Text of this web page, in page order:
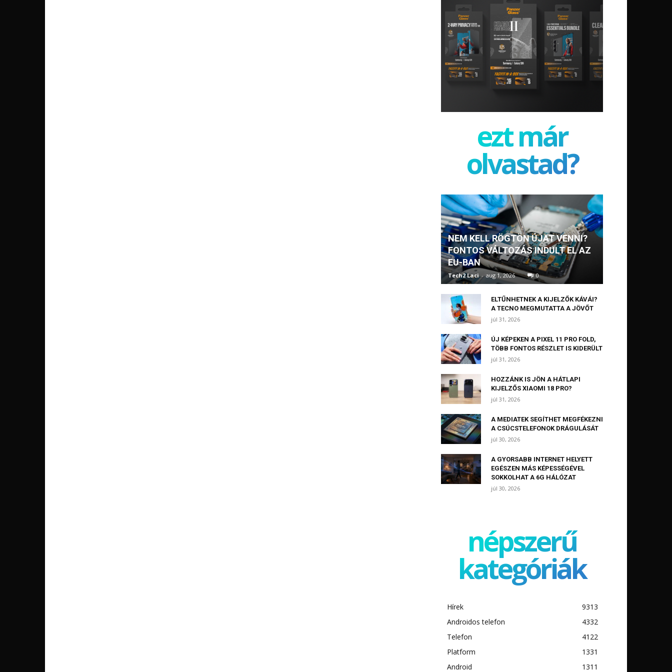
ezt már
olvastad?
NEM KELL RÖGTÖN ÚJAT VENNI?
FONTOS VÁLTOZÁS INDULT EL AZ
EU-BAN
Tech2 Laci - aug 1, 2026 0
ELTŰNHETNEK A KIJELZŐK KÁVÁI?
A TECNO MEGMUTATTA A JÖVŐT
júl 31, 2026
ÚJ KÉPEKEN A PIXEL 11 PRO FOLD,
TÖBB FONTOS RÉSZLET IS KIDERÜLT
júl 31, 2026
HOZZÁNK IS JÖN A HÁTLAPI
KIJELZŐS XIAOMI 18 PRO?
júl 31, 2026
A MEDIATEK SEGÍTHET MEGFÉKEZNI
A CSÚCSTELEFONOK DRÁGULÁSÁT
júl 30, 2026
A GYORSABB INTERNET HELYETT
EGÉSZEN MÁS KÉPESSÉGÉVEL
SOKKOLHAT A 6G HÁLÓZAT
júl 30, 2026
népszerű
kategóriák
Hírek
9313
Androidos telefon
4332
Telefon
4122
Platform
1331
Android
1311